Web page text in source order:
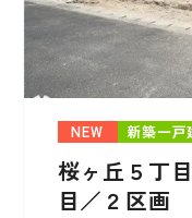
NEW 新築一戸
桜ヶ丘５丁
目／２区画